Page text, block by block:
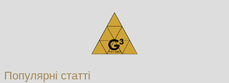
Популярні статті